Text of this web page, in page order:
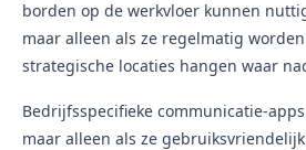
borden op de werkvloer kunnen
maar alleen als ze regelmatig
strategische locaties hangen waar
Bedrijfsspecifieke communicatie-
maar alleen als ze